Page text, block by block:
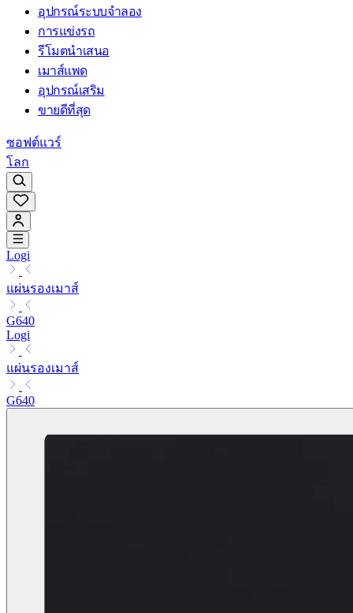
อุปกรณ์ระบบจำลอง
การแข่งรถ
รีโมตนำเสนอ
เมาส์แพด
อุปกรณ์เสริม
ขายดีที่สุด
ซอฟต์แวร์
โลก
Logi
แผ่นรองเมาส์
G640
Logi
แผ่นรองเมาส์
G640